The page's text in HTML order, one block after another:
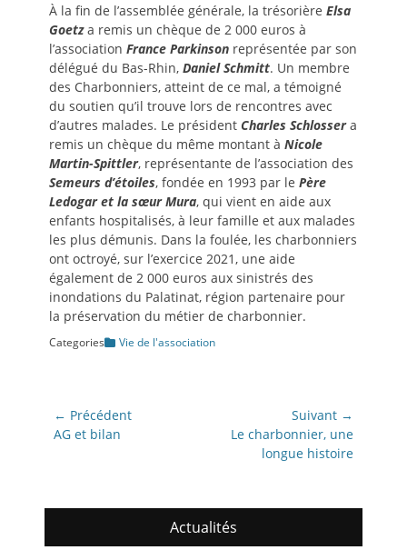
À la fin de l’assemblée générale, la trésorière Elsa
Goetza remis un chèque de 2 000 euros à
l’association France Parkinson représentée par son
délégué du Bas-Rhin, Daniel Schmitt. Un membre
des Charbonniers, atteint de ce mal, a témoigné
du soutien qu’il trouve lors de rencontres avec
d’autres malades. Le président Charles Schlossera
remis un chèque du même montant à Nicole
Martin-Spittler, représentante de l’association des
Semeurs d’étoiles, fondée en 1993 par le Père
Ledogar et la sœur Mura, qui vient en aide aux
enfants hospitalisés, à leur famille et aux malades
les plus démunis. Dans la foulée, les charbonniers
ont octroyé, sur l’exercice 2021, une aide
également de 2 000 euros aux sinistrés des
inondations du Palatinat, région partenaire pour
la préservation du métier de charbonnier.
Categories Vie de l'association
Navigation
de
← Précédent
Article
AG et bilan
Suivant →
ArticleLe charbonnier, une
longue histoire
Actualités